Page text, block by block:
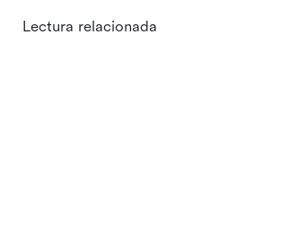
Lectura relacionada